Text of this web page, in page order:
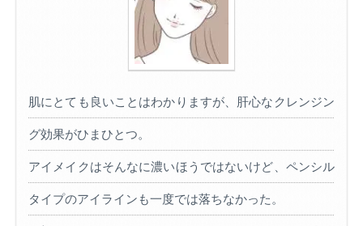
肌にとても良いことはわかりますが、肝心なクレンジン
グ効果がひまひとつ。
アイメイクはそんなに濃いほうではないけど、ペンシル
タイプのアイラインも一度では落ちなかった。